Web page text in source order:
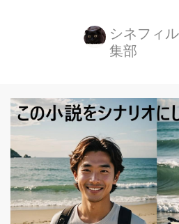
国公開致します
は、『アンダー
開催されること
この度、9 年ぶ
ミルキー・ロー
ザ!クストリッツ
念して、 特別映
ール・クストリ
シネフィ
集部